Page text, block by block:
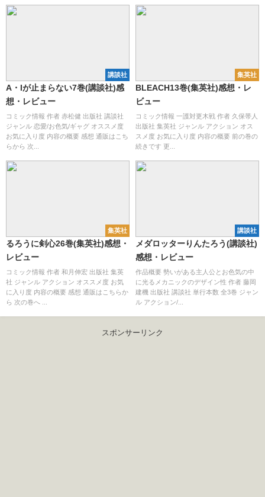
講談社
A・Iが止まらない7巻(講談社)感
想・レビュー
コミック情報 作者 赤松健 出版社 講談社
ジャンル 恋愛/お色気/ギャグ オススメ度
お気に入り度 内容の概要 感想 通販はこち
らから 次...
集英社
BLEACH13巻(集英社)感想・レ
ビュー
コミック情報 一護対更木戦 作者 久保帯人
出版社 集英社 ジャンル アクション オス
スメ度 お気に入り度 内容の概要 前の巻の
続きです 更...
集英社
るろうに剣心26巻(集英社)感想・
レビュー
コミック情報 作者 和月伸宏 出版社 集英
社 ジャンル アクション オススメ度 お気
に入り度 内容の概要 感想 通販はこちらか
ら 次の巻へ ...
講談社
メダロッターりんたろう(講談社)
感想・レビュー
作品概要 勢いがある主人公とお色気の中
に光るメカニックのデザイン性 作者 藤岡
建機 出版社 講談社 単行本数 全3巻 ジャン
ル アクション/...
スポンサーリンク